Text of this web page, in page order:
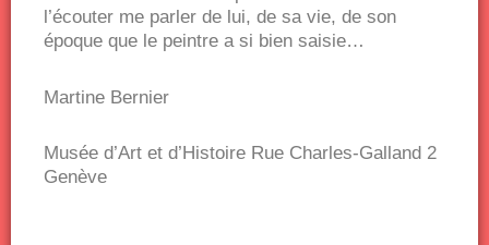
l’écouter me parler de lui, de sa vie, de son
époque que le peintre a si bien saisie…
Martine Bernier
Musée d’Art et d’Histoire Rue Charles-Galland 2
Genève